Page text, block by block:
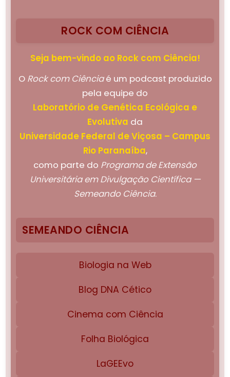
ROCK COM CIÊNCIA
Seja bem-vindo ao Rock com Ciência!
O Rock com Ciênciaé um podcast produzido
pela equipe do
Laboratório de Genética Ecológica e
Evolutiva da
Universidade Federal de Viçosa – Campus
Rio Paranaíba,
como parte do Programa de Extensão
Universitária em Divulgação Científica —
Semeando Ciência.
SEMEANDO CIÊNCIA
Biologia na Web
Blog DNA Cético
Cinema com Ciência
Folha Biológica
LaGEEvo